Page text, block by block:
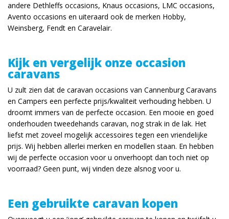
andere Dethleffs occasions, Knaus occasions, LMC occasions,
Avento occasions en uiteraard ook de merken Hobby,
Weinsberg, Fendt en Caravelair.
Kijk en vergelijk onze occasion
caravans
U zult zien dat de caravan occasions van Cannenburg Caravans
en Campers een perfecte prijs/kwaliteit verhouding hebben. U
droomt immers van de perfecte occasion. Een mooie en goed
onderhouden tweedehands caravan, nog strak in de lak. Het
liefst met zoveel mogelijk accessoires tegen een vriendelijke
prijs. Wij hebben allerlei merken en modellen staan. En hebben
wij de perfecte occasion voor u onverhoopt dan toch niet op
voorraad? Geen punt, wij vinden deze alsnog voor u.
Een gebruikte caravan kopen